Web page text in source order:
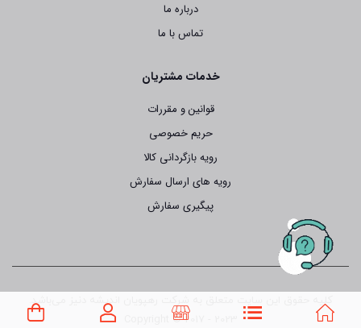
درباره ما
تماس با ما
خدمات مشتریان
قوانین و مقررات
حریم خصوصی
رویه بازگردانی کالا
رویه های ارسال سفارش
پیگیری سفارش
کلیه حقوق این سایت متعلق به شرکت رهپویان اندیشه دنیز می‌باشد.
Copyright © 2017 - 2023